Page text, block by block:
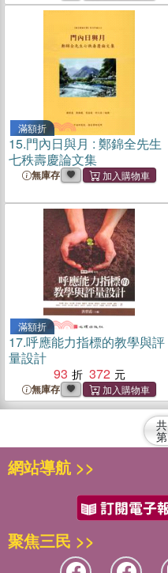
滿額折
15.門內日與月 : 鄭錦全先生
七秩壽慶論文集
無庫存
滿額折
17.呼應能力指標的教學與評
量設計
93
372
無庫存
共
第
網站導航 >>
聚焦三民 >>